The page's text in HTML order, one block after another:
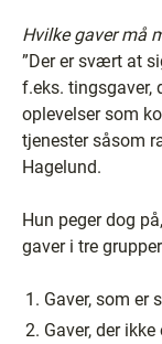
Hvilke gaver må
”Der er svært at
f.eks. tingsgaver,
oplevelser som
tjenester såsom
Hagelund.
Hun peger dog
gaver i tre
Gaver, som er
Gaver, der